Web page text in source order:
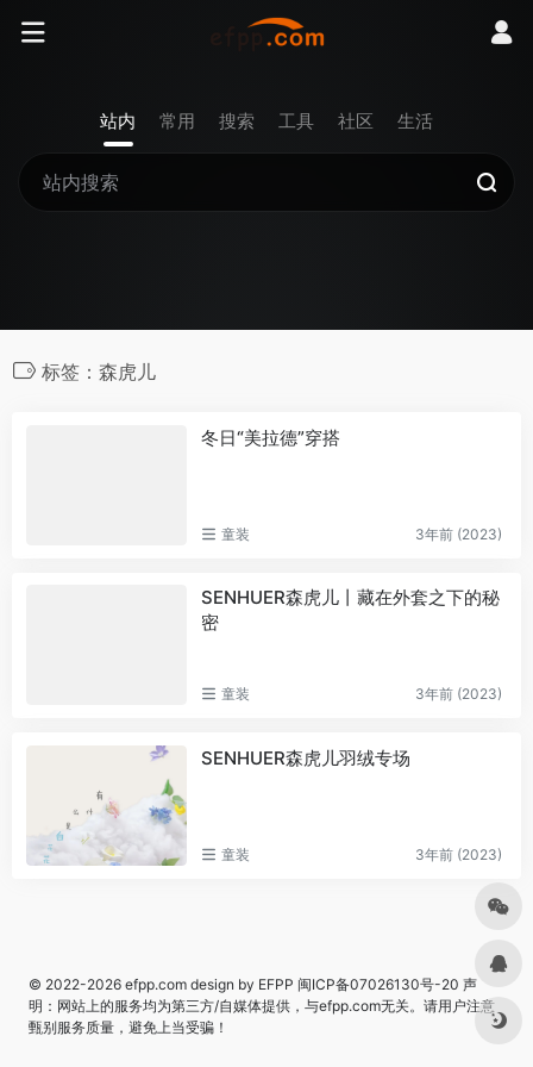
站内 常用 搜索 工具 社区 生活
标签：森虎儿
冬日“美拉德”穿搭
童装 3年前 (2023)
SENHUER森虎儿丨藏在外套之下的秘
密
童装 3年前 (2023)
SENHUER森虎儿羽绒专场
童装 3年前 (2023)
© 2022-2026 efpp.com design by EFPP 闽ICP备07026130号-20 声
明：网站上的服务均为第三方/自媒体提供，与efpp.com无关。请用户注意
甄别服务质量，避免上当受骗！